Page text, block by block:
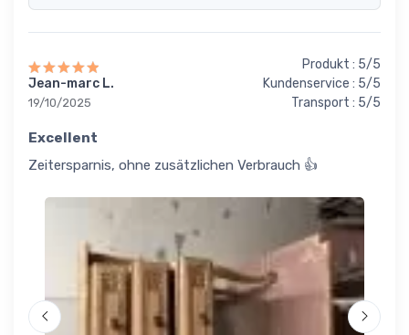
Jean-marc L.
19/10/2025
Produkt : 5/5
Kundenservice : 5/5
Transport : 5/5
Excellent
Zeitersparnis, ohne zusätzlichen Verbrauch 👍